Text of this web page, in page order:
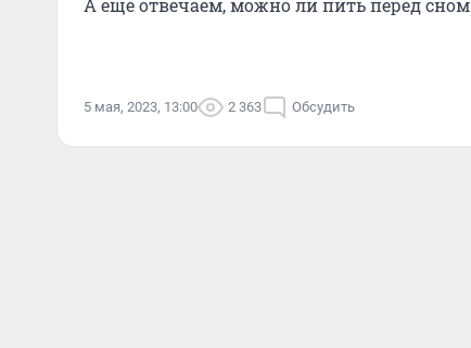
А еще отвечаем, можно ли пить перед сном
5 мая, 2023, 13:00 2 363 Обсудить